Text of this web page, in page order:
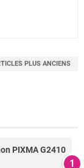
PLUS ANCIENS
PIXMA G2410